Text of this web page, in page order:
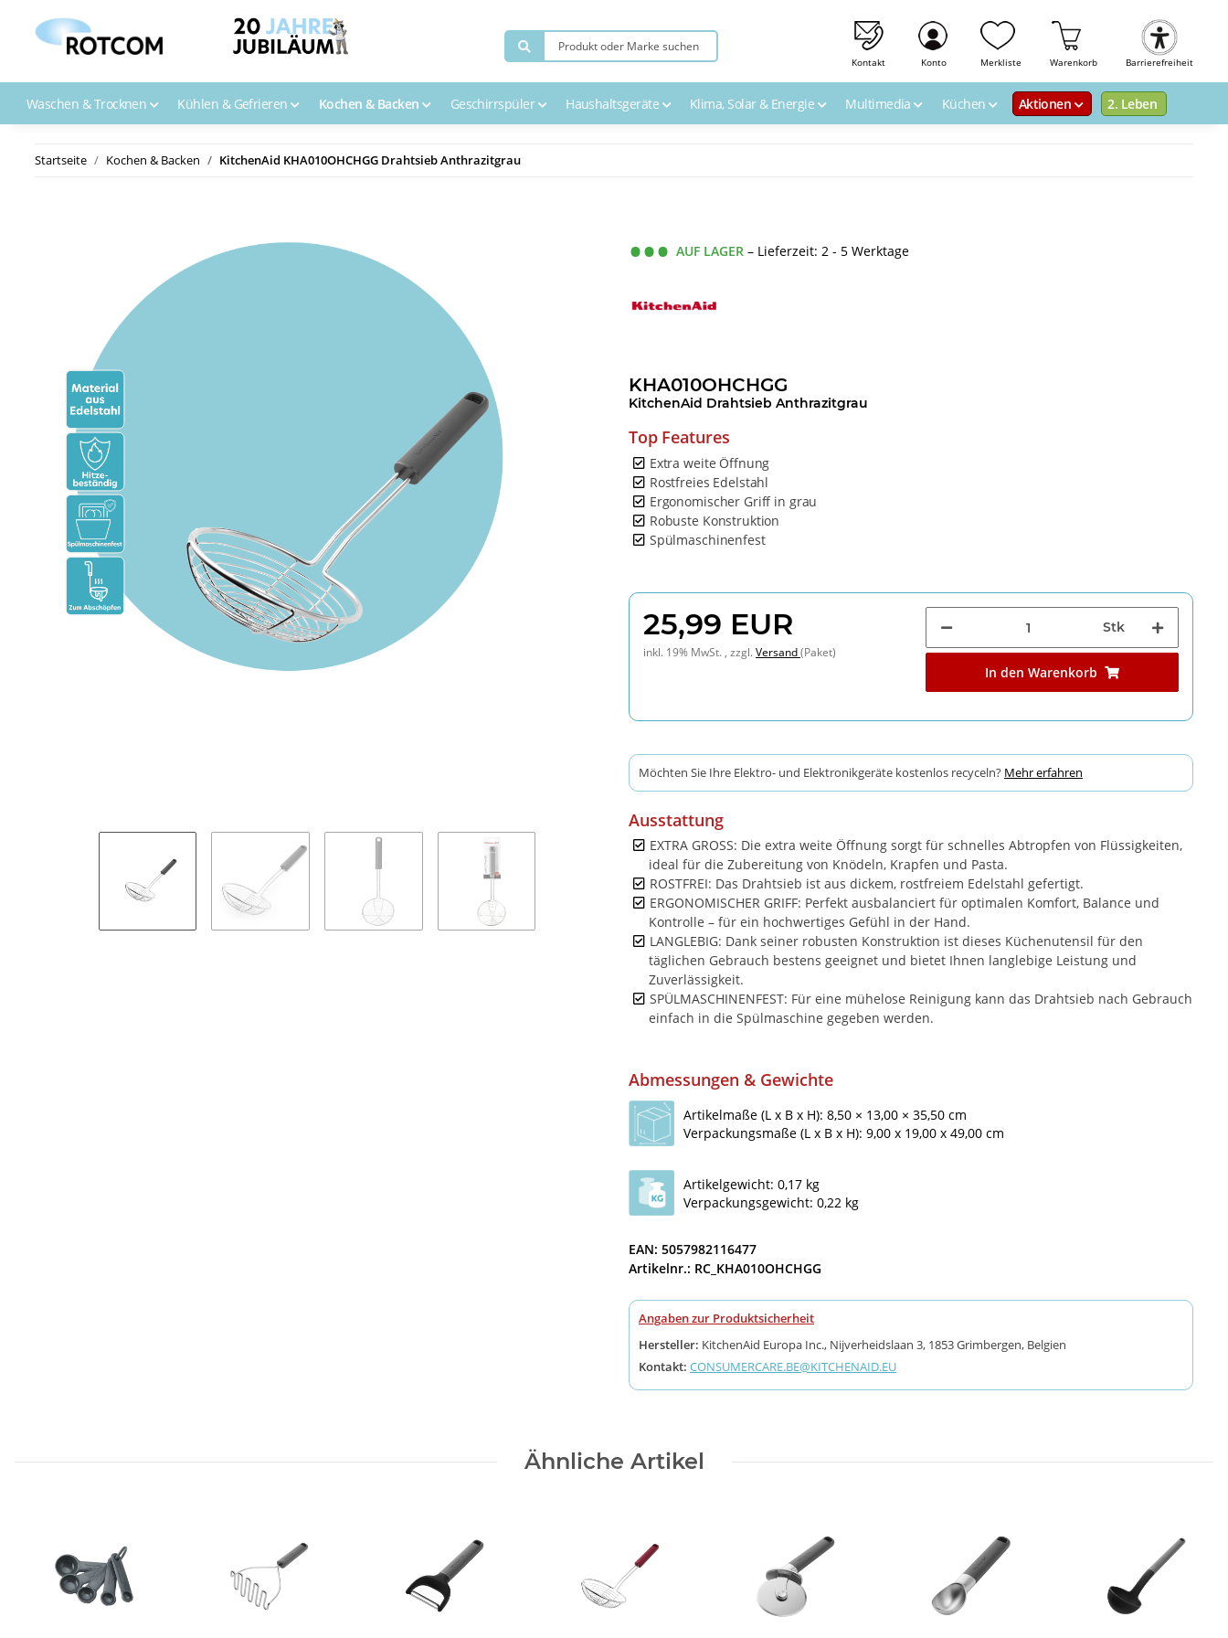
Kontakt Konto Merkliste Warenkorb Barrierefreiheit
Waschen & Trocknen Kühlen & Gefrieren Kochen & Backen Geschirrspüler Haushaltsgeräte Klima, Solar & Energie Multimedia Küchen Aktionen 2. Leben
Startseite Kochen & Backen KitchenAid KHA010OHCHGG Drahtsieb Anthrazitgrau
AUF LAGER – Lieferzeit: 2 - 5 Werktage
KHA010OHCHGG
KitchenAid Drahtsieb Anthrazitgrau
Top Features
Extra weite Öffnung
Rostfreies Edelstahl
Ergonomischer Griff in grau
Robuste Konstruktion
Spülmaschinenfest
25,99 EUR
inkl. 19% MwSt. , zzgl.Versand(Paket)
Stk
In den Warenkorb
Möchten Sie Ihre Elektro- und Elektronikgeräte kostenlos recyceln? Mehr erfahren
Ausstattung
EXTRA GROSS: Die extra weite Öffnung sorgt für schnelles Abtropfen von Flüssigkeiten,
ideal für die Zubereitung von Knödeln, Krapfen und Pasta.
ROSTFREI: Das Drahtsieb ist aus dickem, rostfreiem Edelstahl gefertigt.
ERGONOMISCHER GRIFF: Perfekt ausbalanciert für optimalen Komfort, Balance und
Kontrolle – für ein hochwertiges Gefühl in der Hand.
LANGLEBIG: Dank seiner robusten Konstruktion ist dieses Küchenutensil für den
täglichen Gebrauch bestens geeignet und bietet Ihnen langlebige Leistung und
Zuverlässigkeit.
SPÜLMASCHINENFEST: Für eine mühelose Reinigung kann das Drahtsieb nach Gebrauch
einfach in die Spülmaschine gegeben werden.
Abmessungen & Gewichte
Artikelmaße (L x B x H): 8,50 × 13,00 × 35,50 cm
Verpackungsmaße (L x B x H): 9,00 x 19,00 x 49,00 cm
Artikelgewicht: 0,17 kg
Verpackungsgewicht: 0,22 kg
EAN: 5057982116477
Artikelnr.: RC_KHA010OHCHGG
Angaben zur Produktsicherheit
Hersteller: KitchenAid Europa Inc., Nijverheidslaan 3, 1853 Grimbergen, Belgien
Kontakt: CONSUMERCARE.BE@KITCHENAID.EU
Ähnliche Artikel